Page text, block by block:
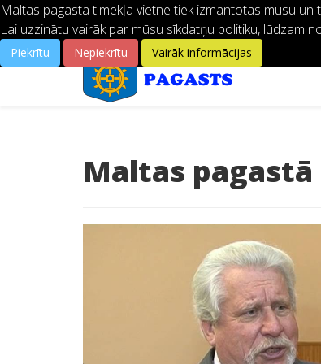
Maltas
Maltas pagasta tīmekļa vietnē tiek izmantotas mūsu
Lai uzzinātu vairāk par mūsu sīkdatņu politiku, lūdzam
Piekrītu Nepiekrītu Vairāk informācijas